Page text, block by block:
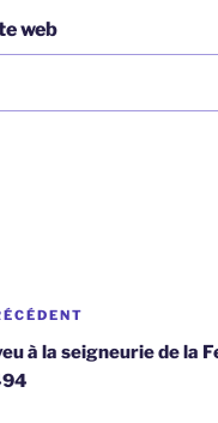
web
à la seigneurie de la